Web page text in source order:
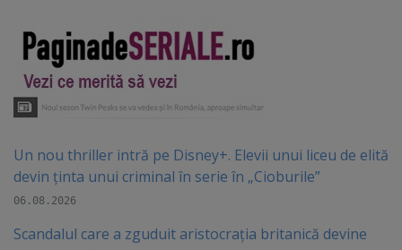
Un nou thriller intră pe Disney+. Elevii unui liceu de elită
devin ținta unui criminal în serie în „Cioburile”
06.08.2026
Scandalul care a zguduit aristocrația britanică devine